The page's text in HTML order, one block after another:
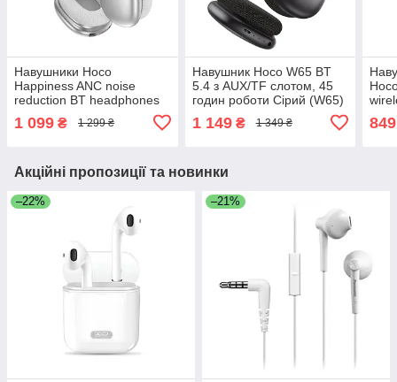
Навушники Hoco
Happiness ANC noise
reduction BT headphones
W55 Plus |BT5.4, 65-90h,
AUX/TF| Silver
1 099 ₴ 1 299 ₴
Навушник Hoco W65 BT
5.4 з AUX/TF слотом, 45
годин роботи Сірий (W65)
1 149₴ 1 349 ₴ 849
Акційні пропозиції та новинки
–22% –21%